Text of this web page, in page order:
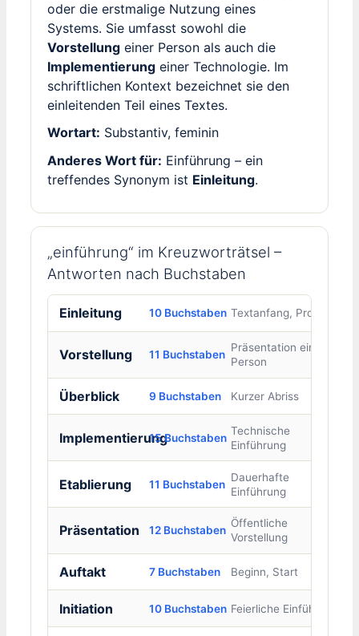
oder die erstmalige Nutzung eines
Systems. Sie umfasst sowohl die
Vorstellung einer Person als auch die
Implementierung einer Technologie. Im
schriftlichen Kontext bezeichnet sie den
einleitenden Teil eines Textes.
Wortart: Substantiv, feminin
Anderes Wort für: Einführung – ein
treffendes Synonym ist Einleitung.
„einführung“ im Kreuzworträtsel –
Antworten nach Buchstaben
Einleitung 10 Buchstaben Textanfang, Prolog
Vorstellung 11 Buchstaben
Präsentation einer
Person
Überblick 9 Buchstaben Kurzer Abriss
Implementierung15 Buchstaben
Technische
Einführung
Etablierung 11 Buchstaben
Dauerhafte
Einführung
Präsentation 12 Buchstaben
Öffentliche
Vorstellung
Auftakt 7 Buchstaben Beginn, Start
Initiation 10 Buchstaben Feierliche Einführung